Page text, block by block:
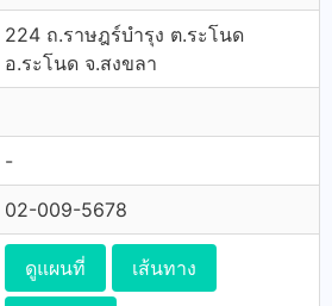
224 ถ.ราษฎร์บำรุง ต.ระโนด
อ.ระโนด จ.สงขลา
-
02-009-5678
ดูแผนที่ เส้นทาง